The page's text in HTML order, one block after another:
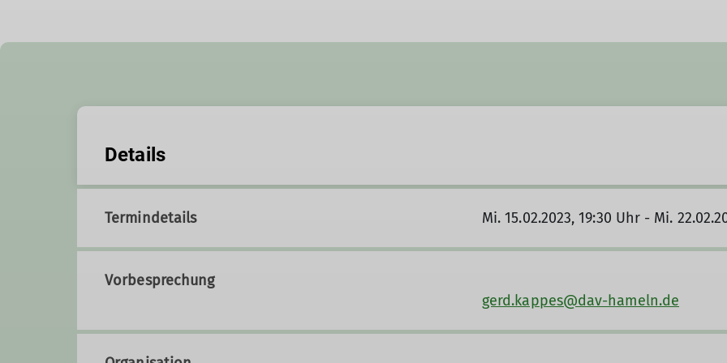
Details
Termindetails Mi. 15.02.2023, 19:30 Uhr - Mi.
Vorbesprechung
gerd.kappes@dav-hameln.de